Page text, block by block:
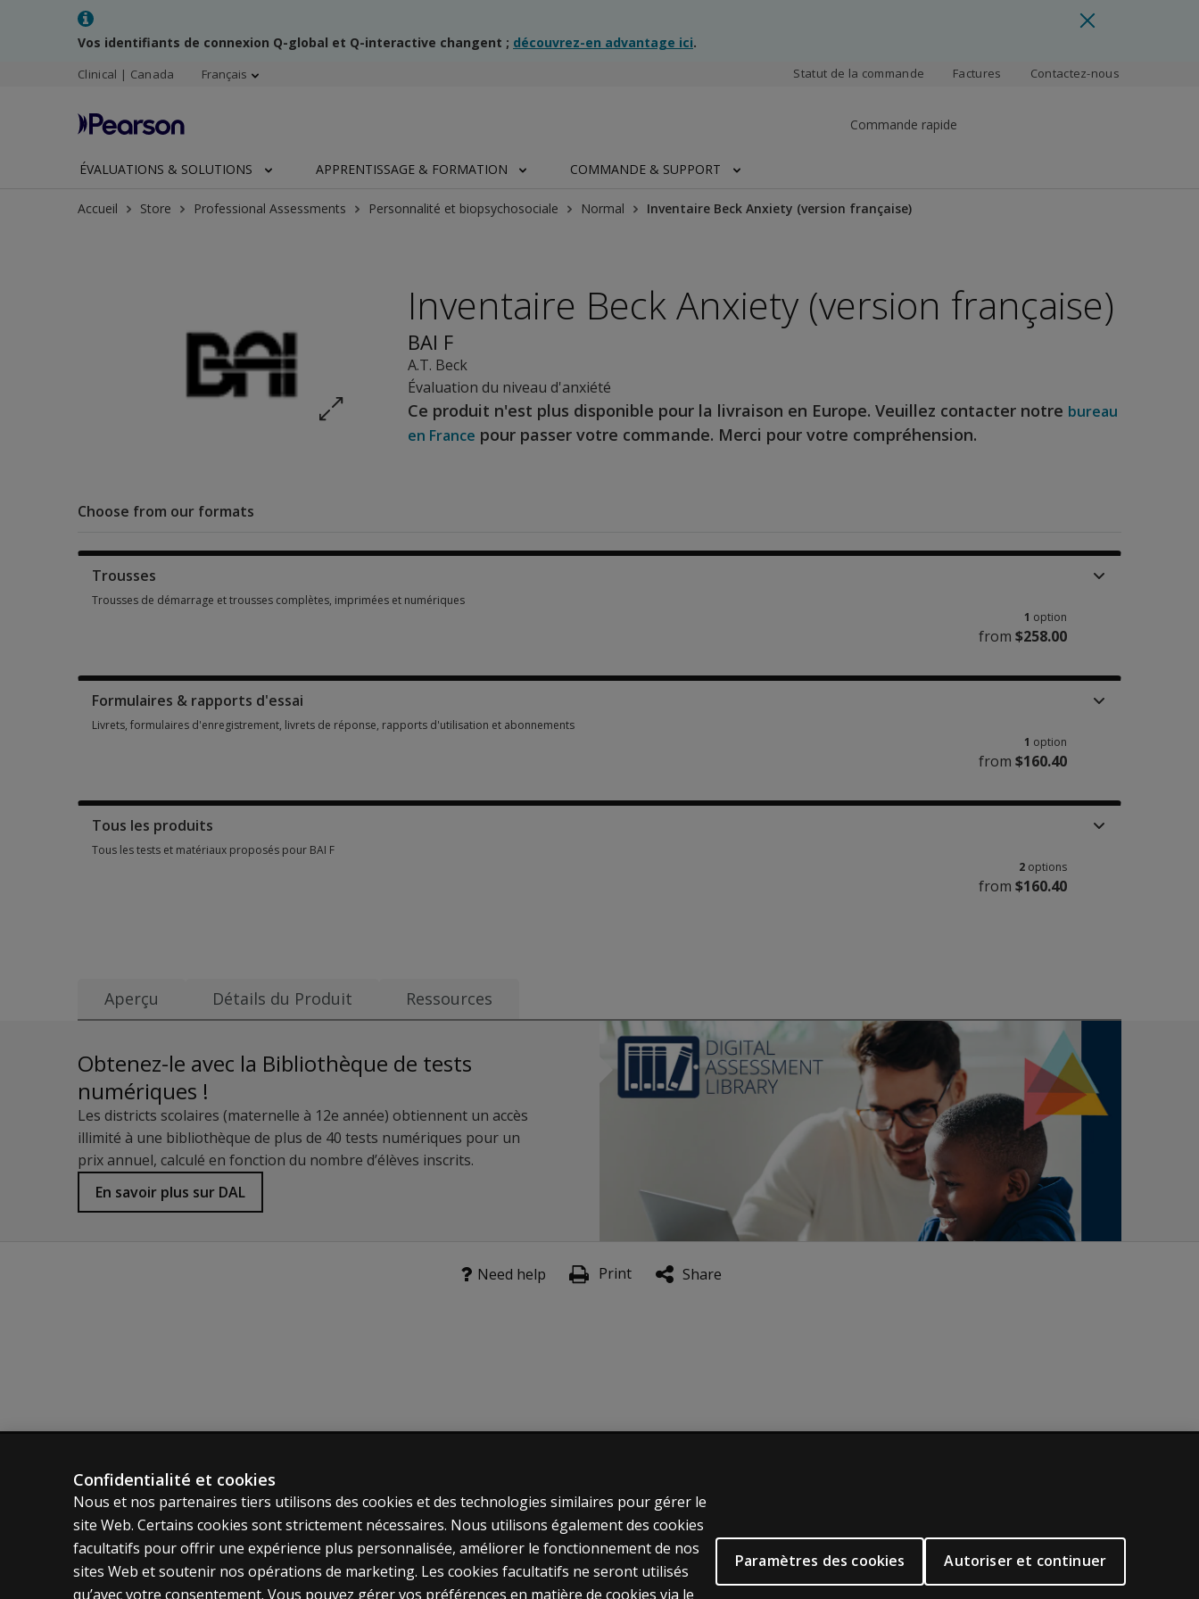
Vos identifiants de connexion Q-global et Q-interactive changent ; découvrez-en advantage ici.
Clinical | Canada Français Statut de la commande Factures Contactez-nous
Commande rapide
ÉVALUATIONS & SOLUTIONS APPRENTISSAGE & FORMATION COMMANDE & SUPPORT
Accueil Store Professional Assessments Personnalité et biopsychosociale Normal Inventaire Beck Anxiety (version française)
Inventaire Beck Anxiety (version française)
BAI F
A.T. Beck
Évaluation du niveau d'anxiété
Ce produit n'est plus disponible pour la livraison en Europe. Veuillez contacter notre bureau
en France pour passer votre commande. Merci pour votre compréhension.
Choose from our formats
Trousses
Trousses de démarrage et trousses complètes, imprimées et numériques
1 option
from $258.00
Formulaires & rapports d'essai
Livrets, formulaires d'enregistrement, livrets de réponse, rapports d'utilisation et abonnements
1 option
from $160.40
Tous les produits
Tous les tests et matériaux proposés pour BAI F
2 options
from $160.40
Aperçu Détails du Produit Ressources
1993
Groupe d’âge:
de 17 à 80 ans
Niveau de qualification:
B
Temps de passation:
5-10 minutes
Options de notation:
BAI-Sample-Progress-Report
Obtenez-le avec la Bibliothèque de tests
numériques !
Les districts scolaires (maternelle à 12e année) obtiennent un accès
illimité à une bibliothèque de plus de 40 tests numériques pour un
prix annuel, calculé en fonction du nombre d’élèves inscrits.
En savoir plus sur DAL
Need help Print Share
ÉVALUATIONS
Produits
Solutions numériques
Sujets d'actualité
Vie privée
Permissions et licences
Conditions de vente et d'utilisation
Contactez nous
Statut de la commande
Aide en ligne
Notre site corporatif
À propos de nous
Confidentialité et cookies
Nous et nos partenaires tiers utilisons des cookies et des technologies similaires pour gérer le
site Web. Certains cookies sont strictement nécessaires. Nous utilisons également des cookies
facultatifs pour offrir une expérience plus personnalisée, améliorer le fonctionnement de nos
sites Web et soutenir nos opérations de marketing. Les cookies facultatifs ne seront utilisés
qu’avec votre consentement. Vous pouvez gérer vos préférences en matière de cookies via le
Paramètres des cookies Autoriser et continuer